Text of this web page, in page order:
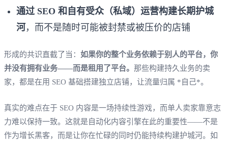
通过 SEO 和自有受众（私域）运营构建长期护城
河，而不是随时可能被封禁或被压价的店铺
形成的共识直截了当： 如果你的整个业务依赖于别人的平台，你
并没有拥有业务——而是租用了平台。 那些构建持久业务的卖
家，都是在用 SEO 基础搭建独立店铺，让流量归属 *自己*。
真实的难点在于 SEO 内容是一场持续性游戏，而单人卖家靠意志
力难以保持一致。这就是自动化内容引擎在此的重要性——不是
作为增长黑客，而是让你在忙碌的同时仍能持续构建护城河。如